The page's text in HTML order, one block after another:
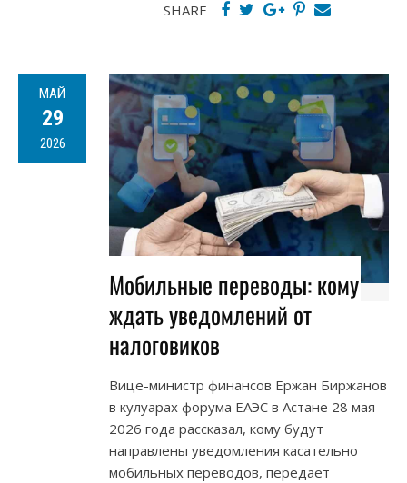
SHARE
МАЙ
29
2026
Мобильные переводы: кому
ждать уведомлений от
налоговиков
Вице-министр финансов Ержан Биржанов
в кулуарах форума ЕАЭС в Астане 28 мая
2026 года рассказал, кому будут
направлены уведомления касательно
мобильных переводов, передает